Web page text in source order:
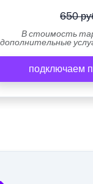
650
В стоимость
дополнительные
подключаем